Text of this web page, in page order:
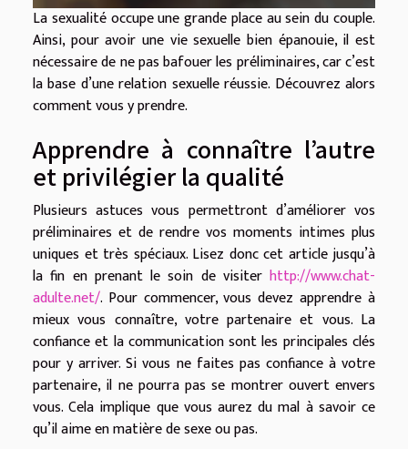
La sexualité occupe une grande place au sein du couple.
Ainsi, pour avoir une vie sexuelle bien épanouie, il est
nécessaire de ne pas bafouer les préliminaires, car c’est
la base d’une relation sexuelle réussie. Découvrez alors
comment vous y prendre.
Apprendre à connaître l’autre
et privilégier la qualité
Plusieurs astuces vous permettront d’améliorer vos
préliminaires et de rendre vos moments intimes plus
uniques et très spéciaux. Lisez donc cet article jusqu’à
la fin en prenant le soin de visiter http://www.chat-
adulte.net/. Pour commencer, vous devez apprendre à
mieux vous connaître, votre partenaire et vous. La
confiance et la communication sont les principales clés
pour y arriver. Si vous ne faites pas confiance à votre
partenaire, il ne pourra pas se montrer ouvert envers
vous. Cela implique que vous aurez du mal à savoir ce
qu’il aime en matière de sexe ou pas.